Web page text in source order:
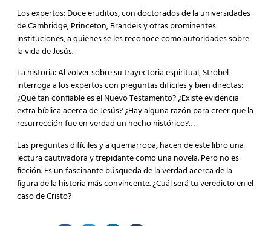
Los expertos: Doce eruditos, con doctorados de la universidades
de Cambridge, Princeton, Brandeis y otras prominentes
instituciones, a quienes se les reconoce como autoridades sobre
la vida de Jesús.
La historia: Al volver sobre su trayectoria espiritual, Strobel
interroga a los expertos con preguntas difíciles y bien directas:
¿Qué tan confiable es el Nuevo Testamento? ¿Existe evidencia
extra bíblica acerca de Jesús? ¿Hay alguna razón para creer que la
resurrección fue en verdad un hecho histórico?…
Las preguntas difíciles y a quemarropa, hacen de este libro una
lectura cautivadora y trepidante como una novela. Pero no es
ficción. Es un fascinante búsqueda de la verdad acerca de la
figura de la historia más convincente. ¿Cuál será tu veredicto en el
caso de Cristo?